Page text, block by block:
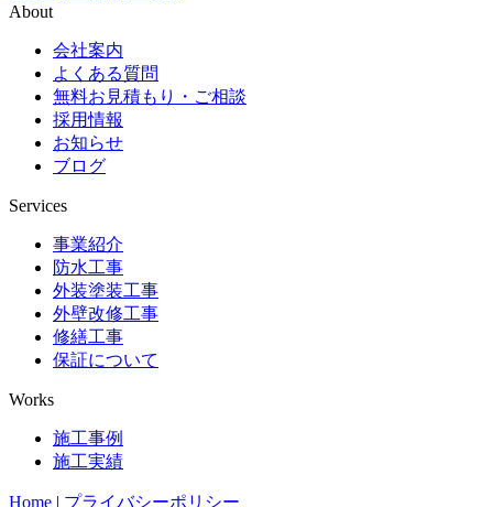
About
会社案内
よくある質問
無料お見積もり・ご相談
採用情報
お知らせ
ブログ
Services
事業紹介
防水工事
外装塗装工事
外壁改修工事
修繕工事
保証について
Works
施工事例
施工実績
Home | プライバシーポリシー